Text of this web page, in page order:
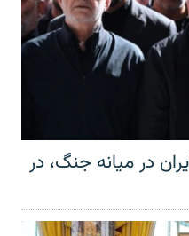
در میانه جنگ، در